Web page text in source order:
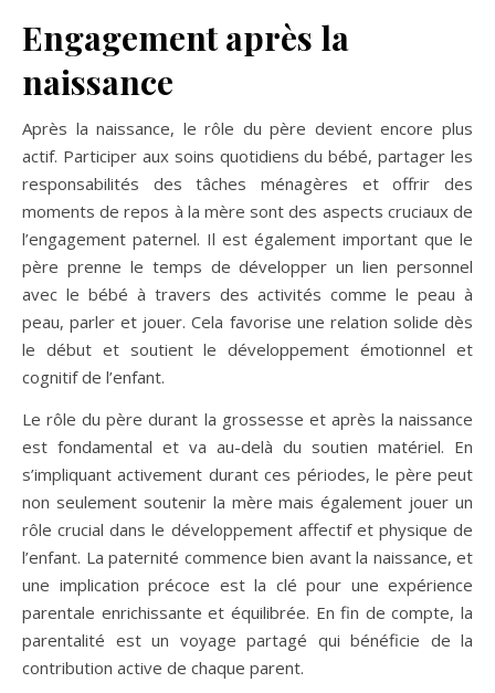
Engagement après la
naissance
Après la naissance, le rôle du père devient encore plus
actif. Participer aux soins quotidiens du bébé, partager les
responsabilités des tâches ménagères et offrir des
moments de repos à la mère sont des aspects cruciaux de
l’engagement paternel. Il est également important que le
père prenne le temps de développer un lien personnel
avec le bébé à travers des activités comme le peau à
peau, parler et jouer. Cela favorise une relation solide dès
le début et soutient le développement émotionnel et
cognitif de l’enfant.
Le rôle du père durant la grossesse et après la naissance
est fondamental et va au-delà du soutien matériel. En
s’impliquant activement durant ces périodes, le père peut
non seulement soutenir la mère mais également jouer un
rôle crucial dans le développement affectif et physique de
l’enfant. La paternité commence bien avant la naissance, et
une implication précoce est la clé pour une expérience
parentale enrichissante et équilibrée. En fin de compte, la
parentalité est un voyage partagé qui bénéficie de la
contribution active de chaque parent.